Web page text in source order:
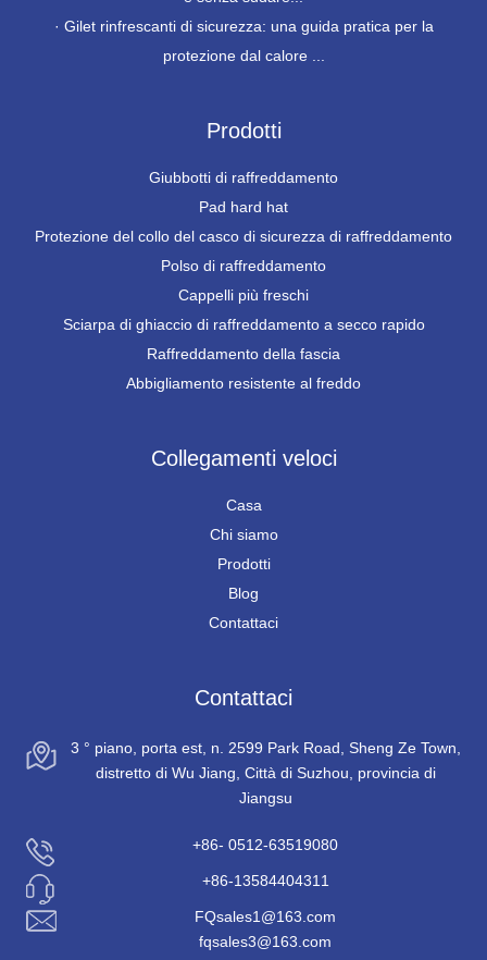
· Gilet rinfrescanti di sicurezza: una guida pratica per la
protezione dal calore ...
Prodotti
Giubbotti di raffreddamento
Pad hard hat
Protezione del collo del casco di sicurezza di raffreddamento
Polso di raffreddamento
Cappelli più freschi
Sciarpa di ghiaccio di raffreddamento a secco rapido
Raffreddamento della fascia
Abbigliamento resistente al freddo
Collegamenti veloci
Casa
Chi siamo
Prodotti
Blog
Contattaci
Contattaci
3 ° piano, porta est, n. 2599 Park Road, Sheng Ze Town,
distretto di Wu Jiang, Città di Suzhou, provincia di
Jiangsu
+86- 0512-63519080
+86-13584404311
FQsales1@163.com
fqsales3@163.com